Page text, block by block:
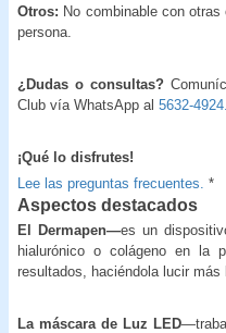
Otros: No combinable con
persona.
¿Dudas o consultas?
Club vía WhatsApp al 5632-4924.
¡Qué lo disfrutes!
Lee las preguntas frecuentes. *
Aspectos destacados
El Dermapen—es un
hialurónico o colágeno en la
resultados, haciéndola lucir
La máscara de Luz LED